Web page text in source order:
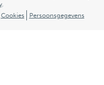
.
Cookies Persoonsgegevens